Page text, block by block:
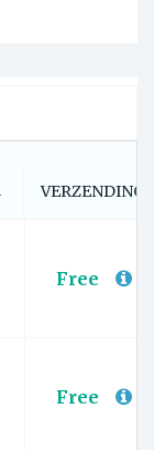
VERZENDING
Free
Free